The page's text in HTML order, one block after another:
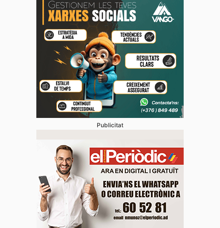
Publicitat